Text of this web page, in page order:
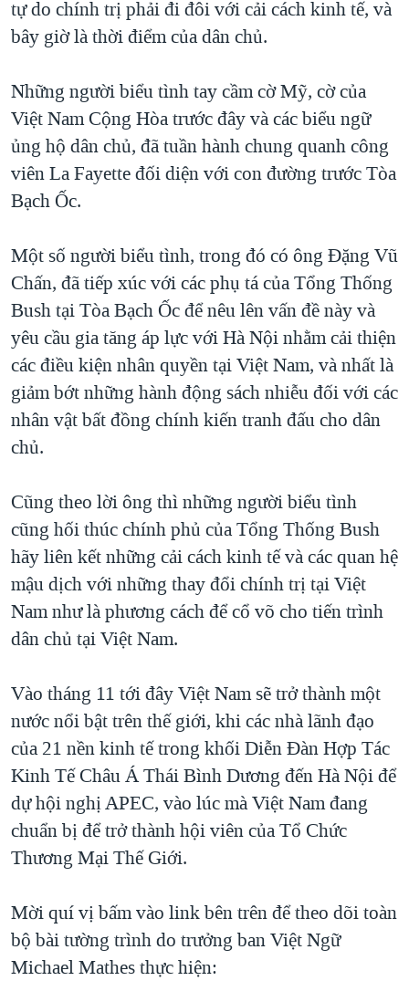
NGƯ DÂN VIỆT VÀ LÀN SÓNG TRỘM HẢI SÂM
QUAN HỆ VIỆT MỸ
tự do chính trị phải đi đôi với cải cách kinh tế, và
bây giờ là thời điểm của dân chủ.
Những người biểu tình tay cầm cờ Mỹ, cờ của
Việt Nam Cộng Hòa trước đây và các biểu ngữ
ủng hộ dân chủ, đã tuần hành chung quanh công
viên La Fayette đối diện với con đường trước Tòa
Bạch Ốc.
Một số người biểu tình, trong đó có ông Đặng Vũ
Chấn, đã tiếp xúc với các phụ tá của Tổng Thống
Bush tại Tòa Bạch Ốc để nêu lên vấn đề này và
yêu cầu gia tăng áp lực với Hà Nội nhằm cải thiện
các điều kiện nhân quyền tại Việt Nam, và nhất là
giảm bớt những hành động sách nhiễu đối với các
nhân vật bất đồng chính kiến tranh đấu cho dân
chủ.
Cũng theo lời ông thì những người biểu tình
cũng hối thúc chính phủ của Tổng Thống Bush
hãy liên kết những cải cách kinh tế và các quan hệ
mậu dịch với những thay đổi chính trị tại Việt
Nam như là phương cách để cổ võ cho tiến trình
dân chủ tại Việt Nam.
Vào tháng 11 tới đây Việt Nam sẽ trở thành một
nước nổi bật trên thế giới, khi các nhà lãnh đạo
của 21 nền kinh tế trong khối Diễn Đàn Hợp Tác
Kinh Tế Châu Á Thái Bình Dương đến Hà Nội để
dự hội nghị APEC, vào lúc mà Việt Nam đang
chuẩn bị để trở thành hội viên của Tổ Chức
Thương Mại Thế Giới.
Mời quí vị bấm vào link bên trên để theo dõi toàn
bộ bài tường trình do trưởng ban Việt Ngữ
Michael Mathes thực hiện: